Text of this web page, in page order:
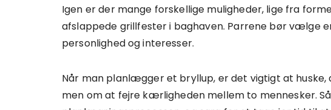
Igen er der mange forskellige muligheder, lige fra
afslappede grillfester i baghaven. Parrene bør vælge
personlighed og interesser.
Når man planlægger et bryllup, er det vigtigt at
men om at fejre kærligheden mellem to mennesker.